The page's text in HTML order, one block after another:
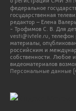
федеральное
государственная
редактор – Елена
- Трофимов С. В. Для
vesti@ivtele.ru, телефон
материалы,
российским и
собственности. Любое
видеоматериалов
Персональные данные